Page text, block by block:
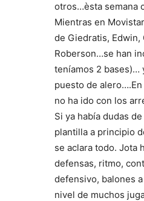
otros…èsta semana
Mientras en
de Giedratis, Edwin,
Roberson…se han
teníamos 2 bases)…
puesto de
no ha ido con los
Si ya había dudas
plantilla a principio
se aclara todo. Jota
defensas, ritmo,
defensivo, balones
nivel de muchos